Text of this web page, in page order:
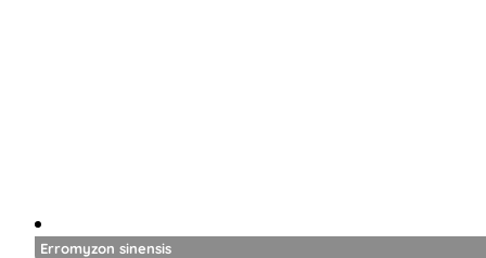
Erromyzon sinensis